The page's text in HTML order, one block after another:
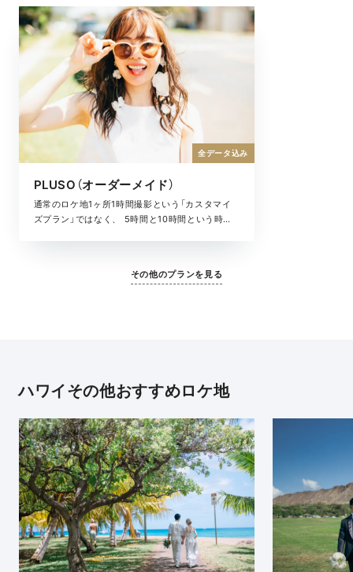
PLUSO（オーダーメイド）
通常のロケ地1ヶ所1時間撮影という「カスタマイ
ズプラン」ではなく、 5時間と10時間という時間
トウェディングの形です。
全データ込み
その他のプランを見る
ハワイその他おすすめロケ地